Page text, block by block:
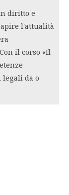
diritto e
l'attualità
il corso «Il
da o